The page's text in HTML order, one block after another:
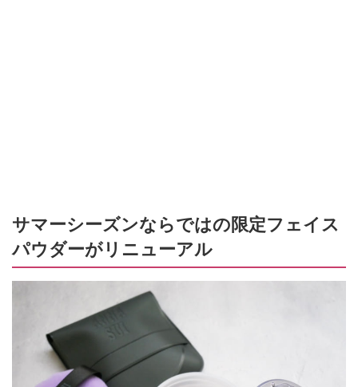
サマーシーズンならではの限定フェイス
パウダーがリニューアル